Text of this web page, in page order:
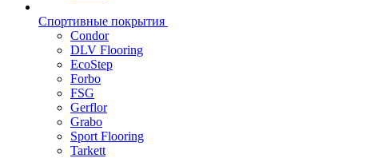
Спортивные покрытия
Condor
DLV Flooring
EcoStep
Forbo
FSG
Gerflor
Grabo
Sport Flooring
Tarkett